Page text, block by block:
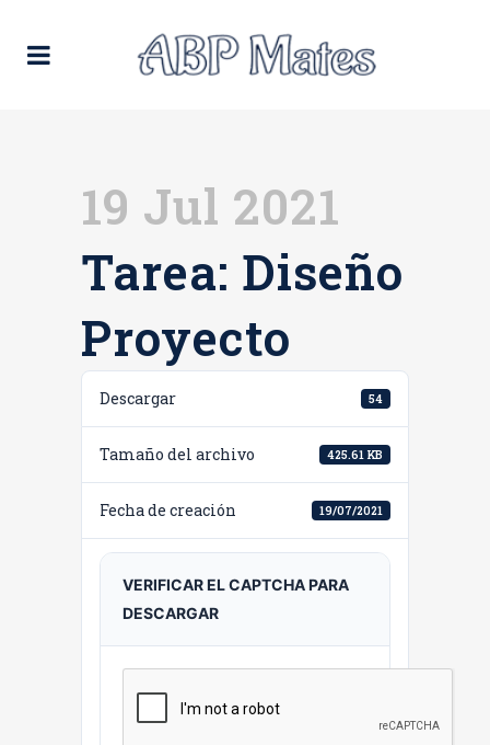
19 Jul 2021
Tarea: Diseño
Proyecto
Descargar 54
Tamaño del archivo 425.61 KB
Fecha de creación 19/07/2021
VERIFICAR EL CAPTCHA PARA
DESCARGAR